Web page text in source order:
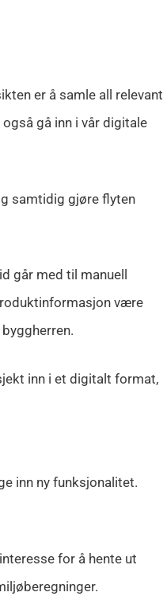
er å samle all relevant
gå inn i vår digitale
samtidig gjøre flyten
går med til manuell
være
inn i et digitalt format,
inn ny funksjonalitet.
for å hente ut